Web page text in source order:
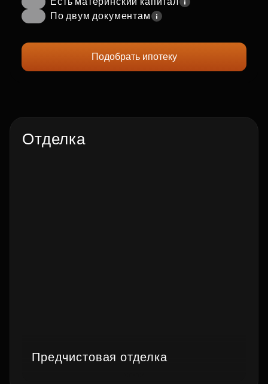
По двум документам
Подобрать ипотеку
Отделка
Предчистовая отделка